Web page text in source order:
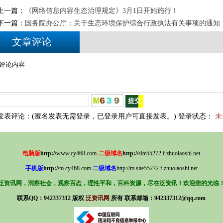
一篇：
《网络信息内容生态治理规定》3月1日开始施行！
一篇： 国务院办公厅：关于生态环境保护综合行政执法有关事项的通知
文章评论
表评论：(匿名发表无需登录，已登录用户可直接发表。) 登录状态：
电脑版http://www.cy468.com 二级域名http://site55272.f.zhuolaoshi.net
手机版http://m.cy468.com 二级域名http://m.site55272.f.zhuolaoshi.net
资讯网，洞察社会，观察百态， 理性平和， 百科资源， 尽在泛资讯！欢迎您的光临！
联系QQ：942337312 版权 泛资讯网 所有 联系邮箱：942337312@qq.com